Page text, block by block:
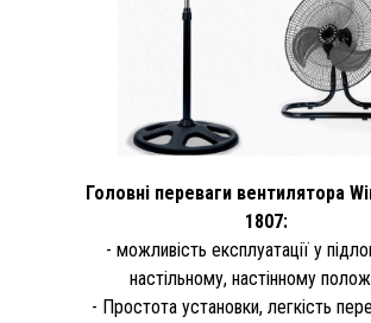
Головні переваги вентилятора
1807:
- можливість експлуатації у
настільному, настінному
- Простота установки, легкість